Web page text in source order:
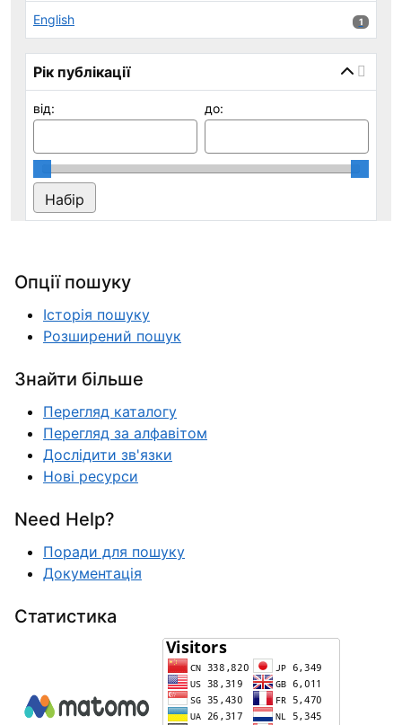
English 1
1
Рік публікації
від: до:
Опції пошуку
Історія пошуку
Розширений пошук
Знайти більше
Перегляд каталогу
Перегляд за алфавітом
Дослідити зв'язки
Нові ресурси
Need Help?
Поради для пошуку
Документація
Статистика